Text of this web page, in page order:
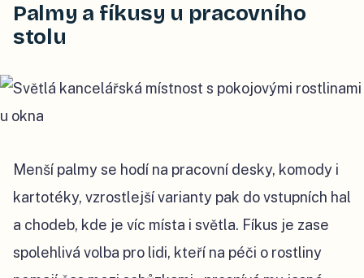
Palmy a fíkusy u pracovního
stolu
Menší palmy se hodí na pracovní desky, komody i
kartotéky, vzrostlejší varianty pak do vstupních hal
a chodeb, kde je víc místa i světla. Fíkus je zase
spolehlivá volba pro lidi, kteří na péči o rostliny